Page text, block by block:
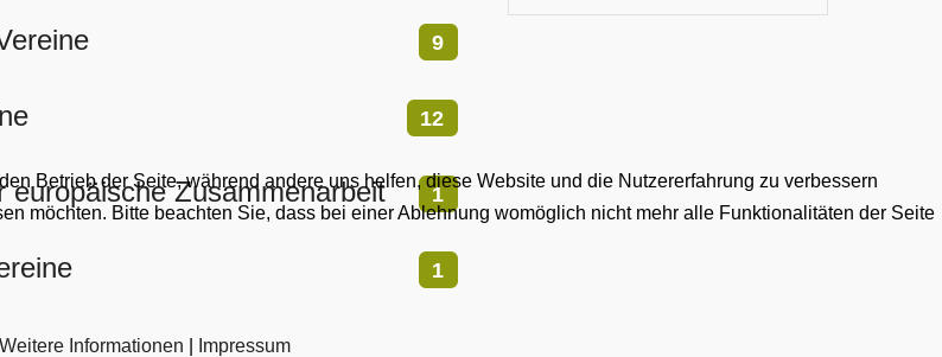
9
12
europäische Zusammenarbeit 1
1
Betrieb der Seite, während andere uns helfen, diese Website und die Nutzererfahrung zu verbessern
möchten. Bitte beachten Sie, dass bei einer Ablehnung womöglich nicht mehr alle Funktionalitäten der Seite
Weitere Informationen Impressum